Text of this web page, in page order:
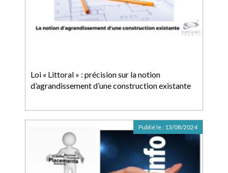
Loi « Littoral » : précision sur la notion
d’agrandissement d’une construction existante
Publié le : 13/08/2024